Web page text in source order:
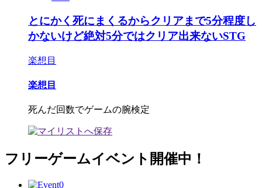
とにかく死にまくるからクリアまで5分程度し
かないけど絶対5分ではクリア出来ないSTG
楽想目
楽想目
死んだ回数でゲームの腕検定
フリーゲームイベント開催中！